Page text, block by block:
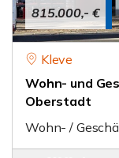
815.000,- €
Kleve
Wohn- und
Oberstadt
Wohn- /